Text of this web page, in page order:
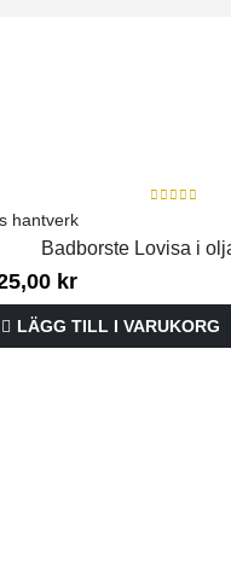
hantverk
Badborste Lovisa i
kr
LÄGG TILL I VARUKORG